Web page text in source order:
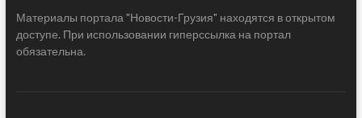
Материалы портала "Новости-Грузия" находятся в открытом
доступе. При использовании гиперссылка на портал
обязательна.